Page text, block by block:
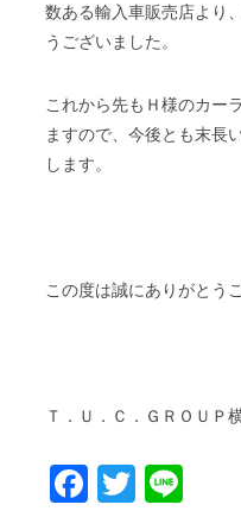
数ある輸入車販売店より
うございました。
これから先もＨ様のカー
ますので、今後とも末長
します。
この度は誠にありがとう
Ｔ．Ｕ．Ｃ．ＧＲＯＵＰ
Facebook
Twitter